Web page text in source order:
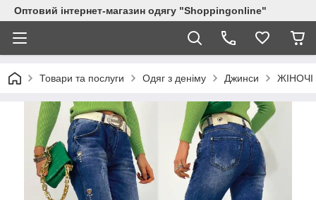
Оптовий інтернет-магазин одягу "Shoppingonline"
Товари та послуги Одяг з деніму Джинси